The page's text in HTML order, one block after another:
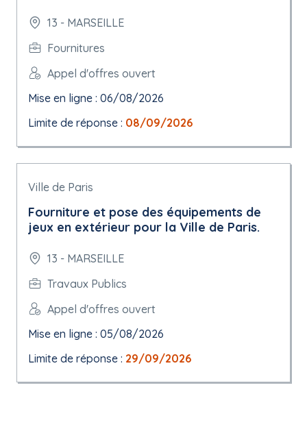
13 - MARSEILLE
Fournitures
Appel d'offres ouvert
Mise en ligne : 06/08/2026
Limite de réponse : 08/09/2026
Ville de Paris
Fourniture et pose des équipements de
jeux en extérieur pour la Ville de Paris.
13 - MARSEILLE
Travaux Publics
Appel d'offres ouvert
Mise en ligne : 05/08/2026
Limite de réponse : 29/09/2026